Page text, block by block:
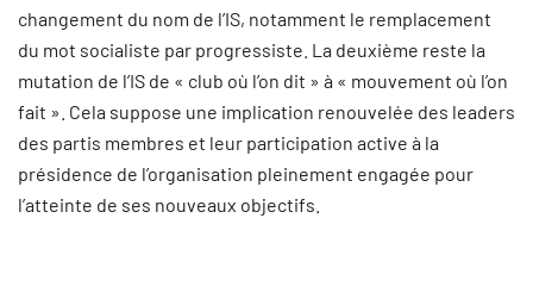
changement du nom de l’IS, notamment le remplacement
du mot socialiste par progressiste. La deuxième reste la
mutation de l’IS de « club où l’on dit » à « mouvement où l’on
fait ». Cela suppose une implication renouvelée des leaders
des partis membres et leur participation active à la
présidence de l’organisation pleinement engagée pour
l’atteinte de ses nouveaux objectifs.